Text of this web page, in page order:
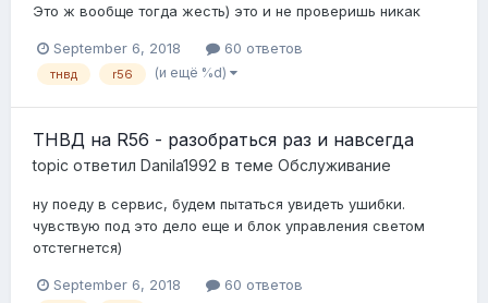
Это ж вообще тогда жесть) это и не проверишь никак
September 6, 2018 60 ответов
тнвд r56 (и ещё %d)
ТНВД на R56 - разобраться раз и навсегда
topic ответил Danila1992 в теме Обслуживание
ну поеду в сервис, будем пытаться увидеть ушибки.
чувствую под это дело еще и блок управления светом
отстегнется)
September 6, 2018 60 ответов